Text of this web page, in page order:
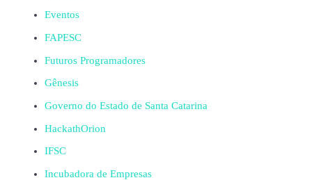
Eventos
FAPESC
Futuros Programadores
Gênesis
Governo do Estado de Santa Catarina
HackathOrion
IFSC
Incubadora de Empresas